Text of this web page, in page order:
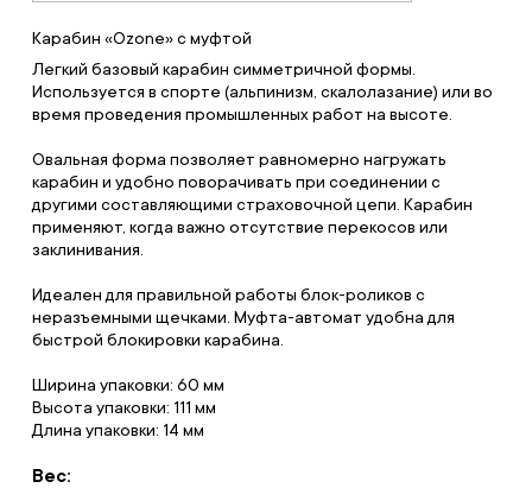
Карабин «Ozone» с муфтой
Легкий базовый карабин симметричной формы.
Используется в спорте (альпинизм, скалолазание) или во
время проведения промышленных работ на высоте.
Овальная форма позволяет равномерно нагружать
карабин и удобно поворачивать при соединении с
другими составляющими страховочной цепи. Карабин
применяют, когда важно отсутствие перекосов или
заклинивания.
Идеален для правильной работы блок-роликов с
неразъемными щечками. Муфта-автомат удобна для
быстрой блокировки карабина.
Ширина упаковки: 60 мм
Высота упаковки: 111 мм
Длина упаковки: 14 мм
Вес: